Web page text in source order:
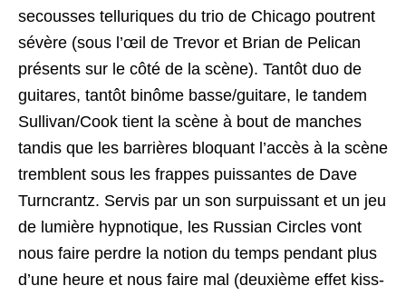
secousses telluriques du trio de Chicago poutrent
sévère (sous l’œil de Trevor et Brian de Pelican
présents sur le côté de la scène). Tantôt duo de
guitares, tantôt binôme basse/guitare, le tandem
Sullivan/Cook tient la scène à bout de manches
tandis que les barrières bloquant l’accès à la scène
tremblent sous les frappes puissantes de Dave
Turncrantz. Servis par un son surpuissant et un jeu
de lumière hypnotique, les Russian Circles vont
nous faire perdre la notion du temps pendant plus
d’une heure et nous faire mal (deuxième effet kiss-